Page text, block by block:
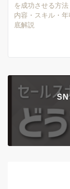
を成功させる方
内容・スキル・年
底解説